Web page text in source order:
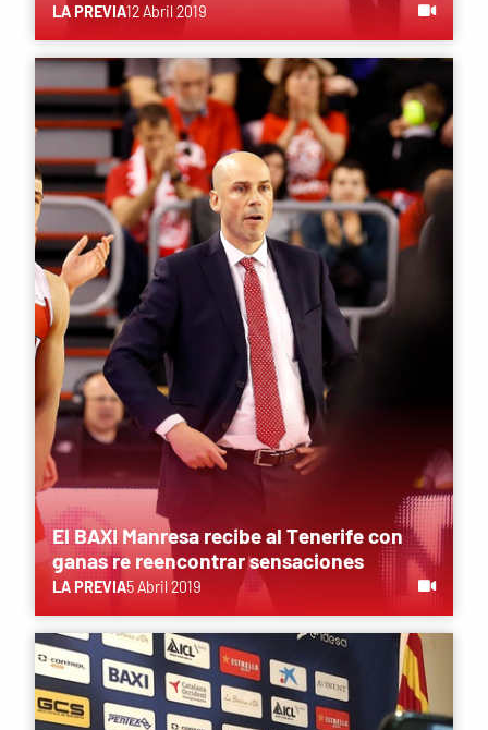
LA PREVIA12 Abril 2019
El BAXI Manresa recibe al Tenerife con
ganas re reencontrar sensaciones
LA PREVIA5 Abril 2019